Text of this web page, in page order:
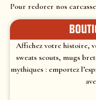
Pour redorer nos
Affichez votre histoire,
sweats scouts, mugs
mythiques : emportez